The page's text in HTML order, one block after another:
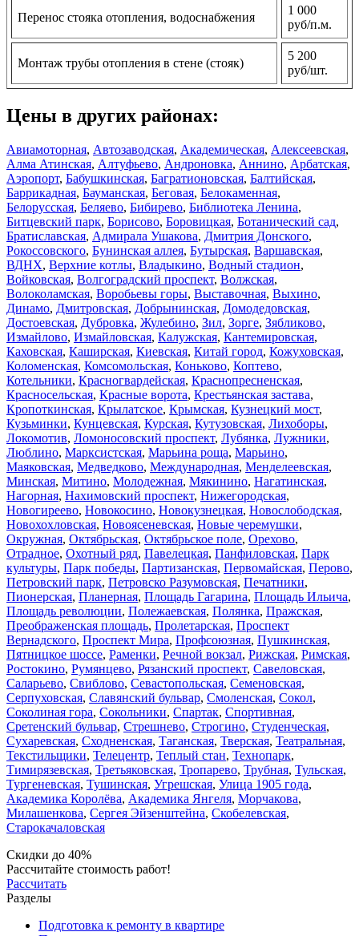
Перенос стояка отопления, водоснабжения
1 000
руб/п.м.
Монтаж трубы отопления в стене (стояк)
5 200
руб/шт.
Цены в других районах:
Авиамоторная, Автозаводская, Академическая, Алексеевская,
Алма Атинская, Алтуфьево, Андроновка, Аннино, Арбатская,
Аэропорт, Бабушкинская, Багратионовская, Балтийская,
Баррикадная, Бауманская, Беговая, Белокаменная,
Белорусская, Беляево, Бибирево, Библиотека Ленина,
Битцевский парк, Борисово, Боровицкая, Ботанический сад,
Братиславская, Адмирала Ушакова, Дмитрия Донского,
Рокоссовского, Бунинская аллея, Бутырская, Варшавская,
ВДНХ, Верхние котлы, Владыкино, Водный стадион,
Войковская, Волгоградский проспект, Волжская,
Волоколамская, Воробьевы горы, Выставочная, Выхино,
Динамо, Дмитровская, Добрынинская, Домодедовская,
Достоевская, Дубровка, Жулебино, Зил, Зорге, Зябликово,
Измайлово, Измайловская, Калужская, Кантемировская,
Каховская, Каширская, Киевская, Китай город, Кожуховская,
Коломенская, Комсомольская, Коньково, Коптево,
Котельники, Красногвардейская, Краснопресненская,
Красносельская, Красные ворота, Крестьянская застава,
Кропоткинская, Крылатское, Крымская, Кузнецкий мост,
Кузьминки, Кунцевская, Курская, Кутузовская, Лихоборы,
Локомотив, Ломоносовский проспект, Лубянка, Лужники,
Люблино, Марксистская, Марьина роща, Марьино,
Маяковская, Медведково, Международная, Менделеевская,
Минская, Митино, Молодежная, Мякинино, Нагатинская,
Нагорная, Нахимовский проспект, Нижегородская,
Новогиреево, Новокосино, Новокузнецкая, Новослободская,
Новохохловская, Новоясеневская, Новые черемушки,
Окружная, Октябрьская, Октябрьское поле, Орехово,
Отрадное, Охотный ряд, Павелецкая, Панфиловская, Парк
культуры, Парк победы, Партизанская, Первомайская, Перово,
Петровский парк, Петровско Разумовская, Печатники,
Пионерская, Планерная, Площадь Гагарина, Площадь Ильича,
Площадь революции, Полежаевская, Полянка, Пражская,
Преображенская площадь, Пролетарская, Проспект
Вернадского, Проспект Мира, Профсоюзная, Пушкинская,
Пятницкое шоссе, Раменки, Речной вокзал, Рижская, Римская,
Ростокино, Румянцево, Рязанский проспект, Савеловская,
Саларьево, Свиблово, Севастопольская, Семеновская,
Серпуховская, Славянский бульвар, Смоленская, Сокол,
Соколиная гора, Сокольники, Спартак, Спортивная,
Сретенский бульвар, Стрешнево, Строгино, Студенческая,
Сухаревская, Сходненская, Таганская, Тверская, Театральная,
Текстильщики, Телецентр, Теплый стан, Технопарк,
Тимирязевская, Третьяковская, Тропарево, Трубная, Тульская,
Тургеневская, Тушинская, Угрешская, Улица 1905 года,
Академика Королёва, Академика Янгеля, Морчакова,
Милашенкова, Сергея Эйзенштейна, Скобелевская,
Старокачаловская
Скидки до 40%
Рассчитайте стоимость работ!
Рассчитать
Разделы
Подготовка к ремонту в квартире